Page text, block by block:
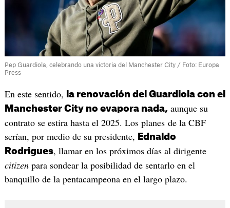
Pep Guardiola, celebrando una victoria del Manchester City / Foto: Europa
Press
En este sentido,
la renovación del Guardiola con el
Manchester City no evapora nada, aunque su
contrato se estira hasta el 2025. Los planes de la CBF
serían, por medio de su presidente, Ednaldo
Rodrigues, llamar en los próximos días al dirigente
citizenpara sondear la posibilidad de sentarlo en el
banquillo de la pentacampeona en el largo plazo.